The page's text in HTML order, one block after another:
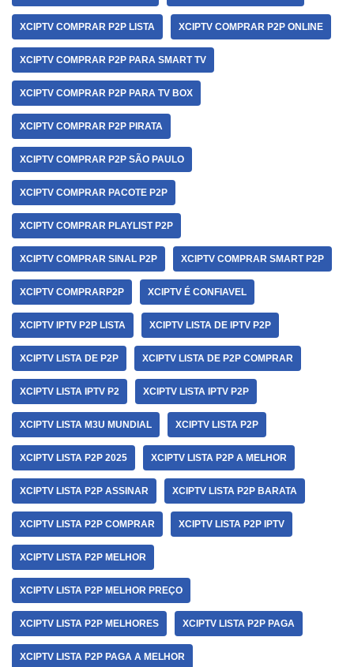
XCIPTV COMPRAR P2P LISTA XCIPTV COMPRAR P2P ONLINE
XCIPTV COMPRAR P2P PARA SMART TV
XCIPTV COMPRAR P2P PARA TV BOX
XCIPTV COMPRAR P2P PIRATA
XCIPTV COMPRAR P2P SÃO PAULO
XCIPTV COMPRAR PACOTE P2P
XCIPTV COMPRAR PLAYLIST P2P
XCIPTV COMPRAR SINAL P2P XCIPTV COMPRAR SMART P2P
XCIPTV COMPRARP2P XCIPTV É CONFIAVEL
XCIPTV IPTV P2P LISTA XCIPTV LISTA DE IPTV P2P
XCIPTV LISTA DE P2P XCIPTV LISTA DE P2P COMPRAR
XCIPTV LISTA IPTV P2 XCIPTV LISTA IPTV P2P
XCIPTV LISTA M3U MUNDIAL XCIPTV LISTA P2P
XCIPTV LISTA P2P 2025 XCIPTV LISTA P2P A MELHOR
XCIPTV LISTA P2P ASSINAR XCIPTV LISTA P2P BARATA
XCIPTV LISTA P2P COMPRAR XCIPTV LISTA P2P IPTV
XCIPTV LISTA P2P MELHOR
XCIPTV LISTA P2P MELHOR PREÇO
XCIPTV LISTA P2P MELHORES XCIPTV LISTA P2P PAGA
XCIPTV LISTA P2P PAGA A MELHOR